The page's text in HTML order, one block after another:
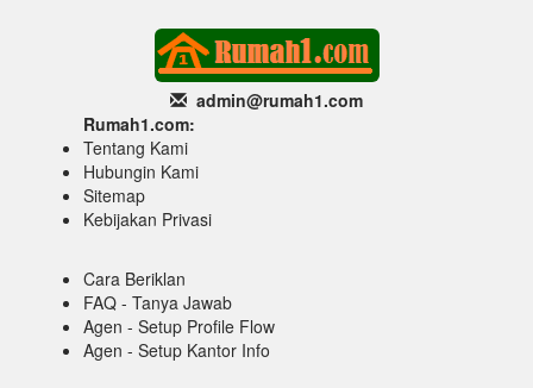
admin@rumah1.com
Rumah1.com:
Tentang Kami
Hubungin Kami
Sitemap
Kebijakan Privasi
Cara Beriklan
FAQ - Tanya Jawab
Agen - Setup Profile Flow
Agen - Setup Kantor Info